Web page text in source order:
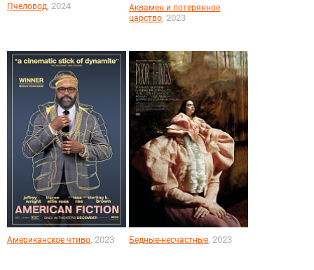
Пчеловод, 2024
Аквамен и потерянное
царство, 2023
Американское чтиво, 2023 Бедные-несчастные, 2023